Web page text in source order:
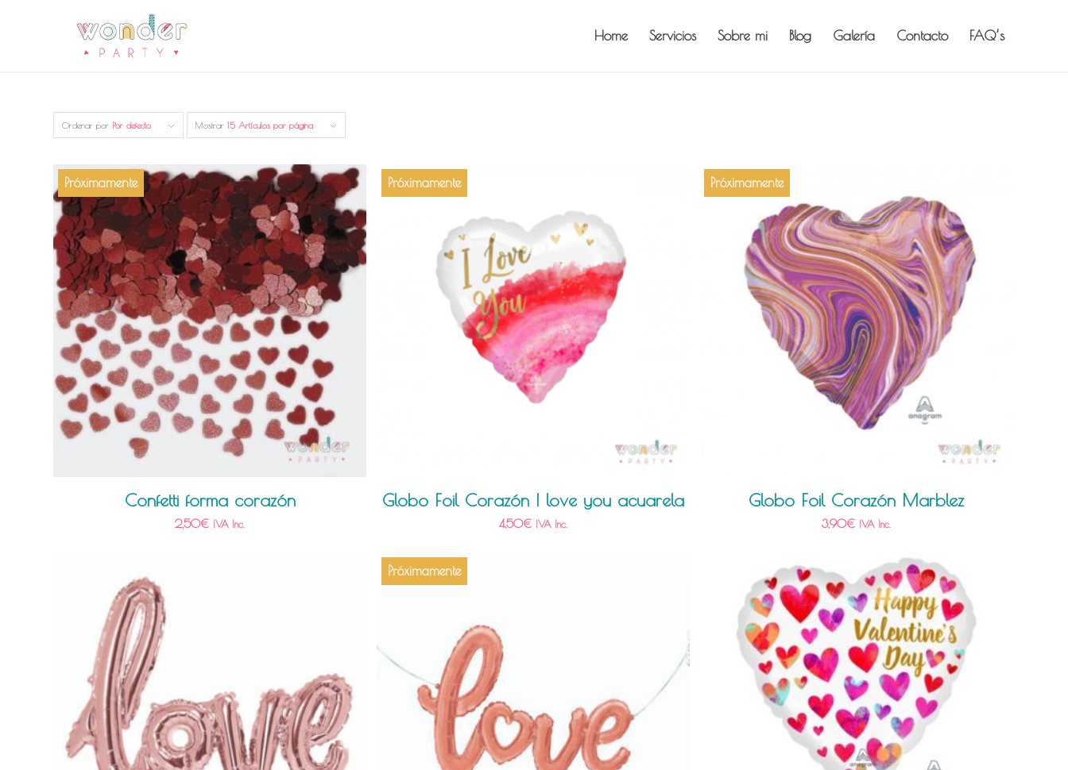
Home Servicios Sobre mi Blog Galería Contacto FAQ’s
Ordenar por Por defecto Mostrar 15 Artículos por página
Próximamente
Confetti forma corazón
2,50€ IVA Inc.
Próximamente
Globo Foil Corazón I love you acuarela
4,50€ IVA Inc.
Próximamente
Globo Foil Corazón Marblez
3,90€ IVA Inc.
Próximamente